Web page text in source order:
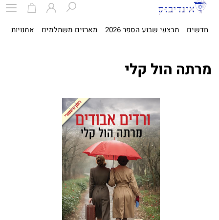
חדשים מבצעי שבוע הספר 2026 מארזים משתלמים אמנויות
מרתה הול‏ קלי